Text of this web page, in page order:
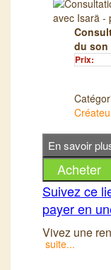
du son
Prix:
Suivez ce
payer en
Vivez une
personnalisé
suite...